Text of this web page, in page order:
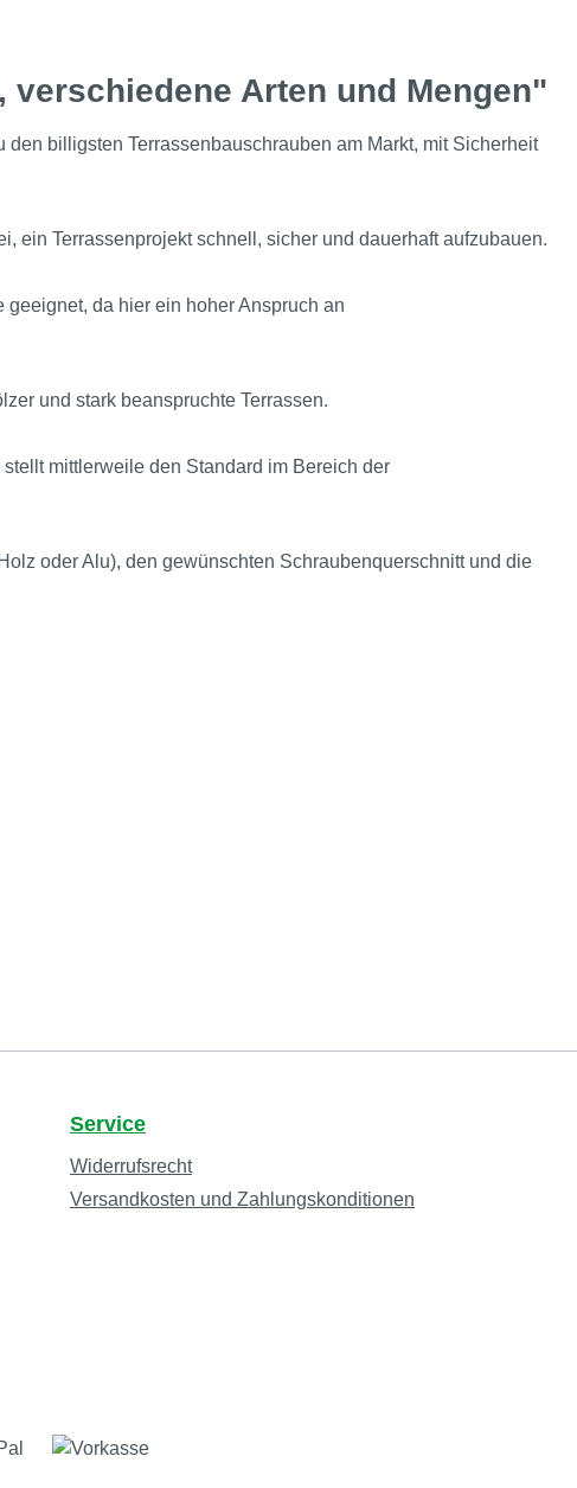
Arten und Mengen"
billigsten Terrassenbauschrauben am Markt, mit Sicherheit
ein Terrassenprojekt schnell, sicher und dauerhaft aufzubauen.
da hier ein hoher Anspruch an
und stark beanspruchte Terrassen.
mittlerweile den Standard im Bereich der
oder Alu), den gewünschten Schraubenquerschnitt und die
Service
Widerrufsrecht
Versandkosten und Zahlungskonditionen